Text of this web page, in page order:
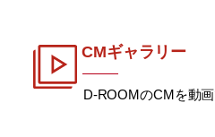
CMギャラリー
D-ROOMのCMを動